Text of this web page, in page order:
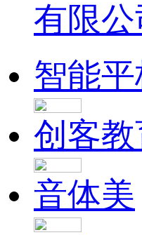
智能平
创客教
音体美